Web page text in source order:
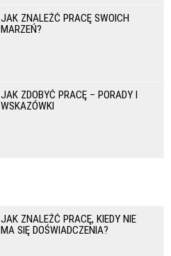
JAK ZNALEŹĆ PRACĘ SWOICH
MARZEŃ?
JAK ZDOBYĆ PRACĘ – PORADY I
WSKAZÓWKI
JAK ZNALEŹĆ PRACĘ, KIEDY NIE
MA SIĘ DOŚWIADCZENIA?